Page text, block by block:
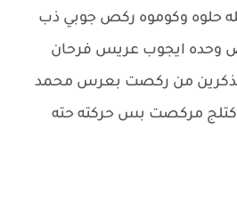
حلوه وكوموه ركص جوبي ذب
وحده ايجوب عريس فرحان
من ركصت بعرس محمد
كتلج مركصت بس حركته حته